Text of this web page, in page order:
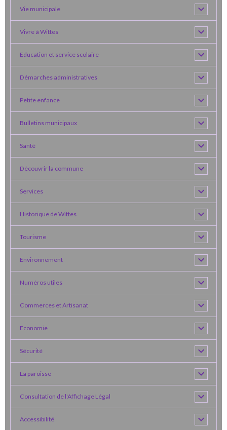
Vie municipale
Vivre à Wittes
Education et service scolaire
Démarches administratives
Petite enfance
Bulletins municipaux
Santé
Découvrir la commune
Services
Historique de Wittes
Tourisme
Environnement
Numéros utiles
Commerces et Artisanat
Economie
Sécurité
La paroisse
Consultation de l'Affichage Légal
Accessibilité